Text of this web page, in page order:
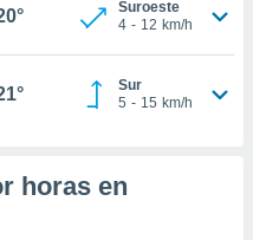
Suroeste
4 - 12 km/h
Sur
5 - 15 km/h
horas en